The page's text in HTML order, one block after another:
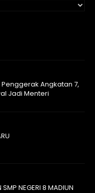
Angkatan 7,
Jadi Menteri
NEGERI 8 MADIUN